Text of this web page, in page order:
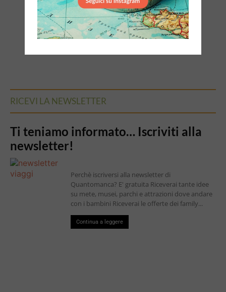
RICEVI LA NEWSLETTER
Ti teniamo informato… Iscriviti alla
newsletter!
Perchè iscriversi alla newsletter di
Quantomanca? E' gratuita Riceverai tante idee
su mete, musei, parchi e attrazioni dove andare
con i bambini Riceverai le offerte dei family...
Continua a leggere